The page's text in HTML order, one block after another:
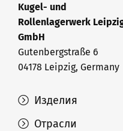
Изделия
Отрасли
Kugel- und
Rollenlagerwerk
GmbH
Gutenbergstraße 6
04178 Leipzig, Germany